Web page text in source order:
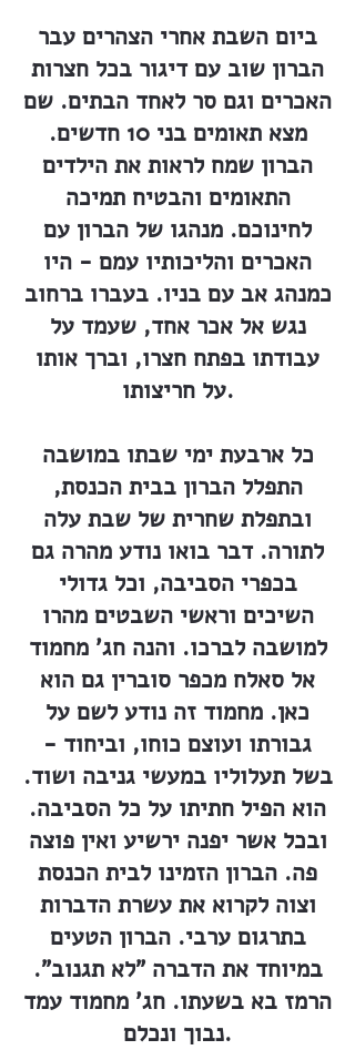
ביום השבת אחרי הצהרים עבר
הברון שוב עם דיגור בכל חצרות
האכרים וגם סר לאחד הבתים. שם
מצא תאומים בני 10 חדשים.
הברון שמח לראות את הילדים
התאומים והבטיח תמיכה
לחינוכם. מנהגו של הברון עם
האכרים והליכותיו עמם - היו
כמנהג אב עם בניו. בעברו ברחוב
נגש אל אכר אחד, שעמד על
עבודתו בפתח חצרו, וברך אותו
על חריצותו.
כל ארבעת ימי שבתו במושבה
התפלל הברון בבית הכנסת,
ובתפלת שחרית של שבת עלה
לתורה. דבר בואו נודע מהרה גם
בכפרי הסביבה, וכל גדולי
השיכים וראשי השבטים מהרו
למושבה לברכו. והנה חג' מחמוד
אל סאלח מכפר סוברין גם הוא
כאן. מחמוד זה נודע לשם על
גבורתו ועוצם כוחו, וביחוד -
בשל תעלוליו במעשי גניבה ושוד.
הוא הפיל חתיתו על כל הסביבה.
ובכל אשר יפנה ירשיע ואין פוצה
פה. הברון הזמינו לבית הכנסת
וצוה לקרוא את עשרת הדברות
בתרגום ערבי. הברון הטעים
במיוחד את הדברה "לא תגנוב".
הרמז בא בשעתו. חג' מחמוד עמד
נבוך ונכלם.